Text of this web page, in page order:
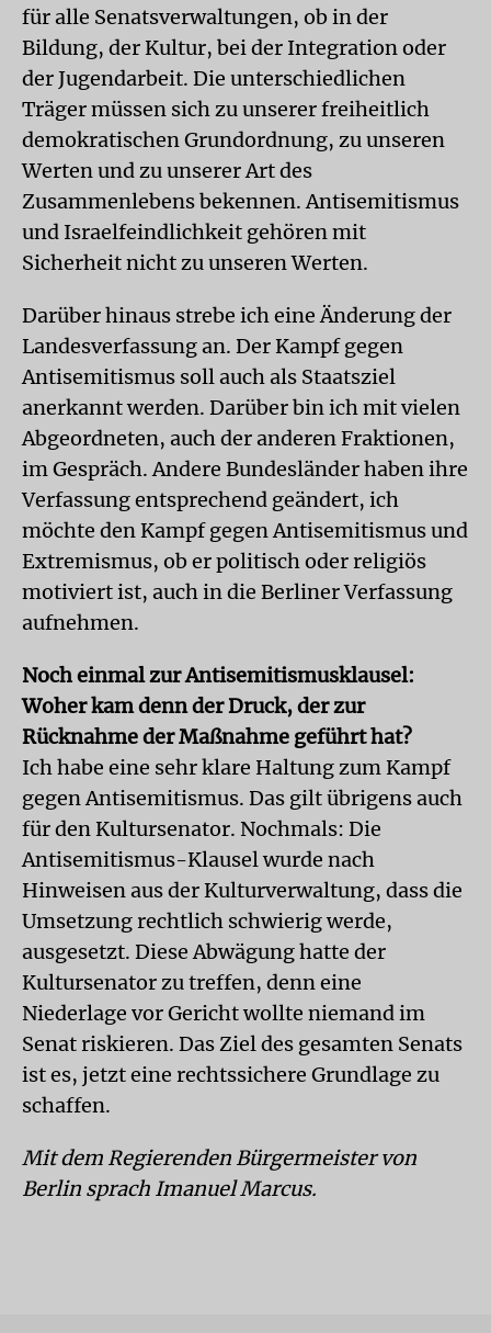
für alle Senatsverwaltungen, ob in der
Bildung, der Kultur, bei der Integration oder
der Jugendarbeit. Die unterschiedlichen
Träger müssen sich zu unserer freiheitlich
demokratischen Grundordnung, zu unseren
Werten und zu unserer Art des
Zusammenlebens bekennen. Antisemitismus
und Israelfeindlichkeit gehören mit
Sicherheit nicht zu unseren Werten.
Darüber hinaus strebe ich eine Änderung der
Landesverfassung an. Der Kampf gegen
Antisemitismus soll auch als Staatsziel
anerkannt werden. Darüber bin ich mit vielen
Abgeordneten, auch der anderen Fraktionen,
im Gespräch. Andere Bundesländer haben ihre
Verfassung entsprechend geändert, ich
möchte den Kampf gegen Antisemitismus und
Extremismus, ob er politisch oder religiös
motiviert ist, auch in die Berliner Verfassung
aufnehmen.
Noch einmal zur Antisemitismusklausel:
Woher kam denn der Druck, der zur
Rücknahme der Maßnahme geführt hat?
Ich habe eine sehr klare Haltung zum Kampf
gegen Antisemitismus. Das gilt übrigens auch
für den Kultursenator. Nochmals: Die
Antisemitismus-Klausel wurde nach
Hinweisen aus der Kulturverwaltung, dass die
Umsetzung rechtlich schwierig werde,
ausgesetzt. Diese Abwägung hatte der
Kultursenator zu treffen, denn eine
Niederlage vor Gericht wollte niemand im
Senat riskieren. Das Ziel des gesamten Senats
ist es, jetzt eine rechtssichere Grundlage zu
schaffen.
Mit dem Regierenden Bürgermeister von
Berlin sprach Imanuel Marcus.